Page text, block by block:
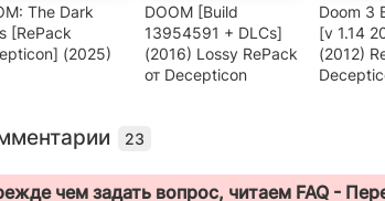
The Dark
[RePack
(2025)
DOOM [Build
13954591 + DLCs]
(2016) Lossy RePack
от Decepticon
Doom 3
[v 1.14
(2012)
23
чем задать вопрос, читаем FAQ -